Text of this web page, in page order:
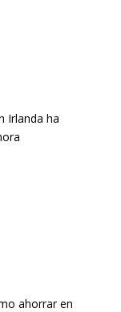
Irlanda ha
ahorrar en